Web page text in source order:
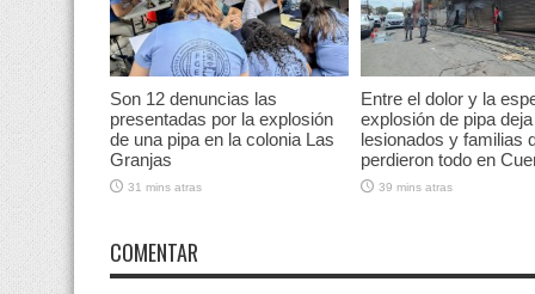
Son 12 denuncias las
presentadas por la explosión
de una pipa en la colonia Las
Granjas
31 mins atras
Entre el dolor y la
explosión de pipa
lesionados y familias
perdieron todo en
39 mins atras
COMENTAR